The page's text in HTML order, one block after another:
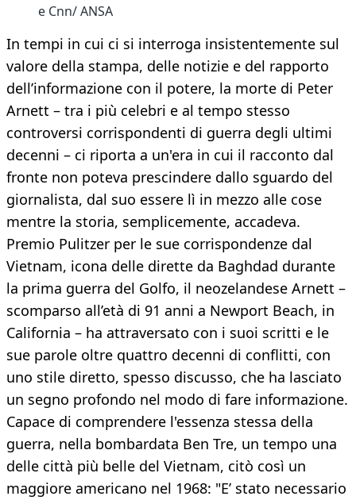
e Cnn/ ANSA
In tempi in cui ci si interroga insistentemente sul
valore della stampa, delle notizie e del rapporto
dell’informazione con il potere, la morte di Peter
Arnett – tra i più celebri e al tempo stesso
controversi corrispondenti di guerra degli ultimi
decenni – ci riporta a un'era in cui il racconto dal
fronte non poteva prescindere dallo sguardo del
giornalista, dal suo essere lì in mezzo alle cose
mentre la storia, semplicemente, accadeva.
Premio Pulitzer per le sue corrispondenze dal
Vietnam, icona delle dirette da Baghdad durante
la prima guerra del Golfo, il neozelandese Arnett –
scomparso all’età di 91 anni a Newport Beach, in
California – ha attraversato con i suoi scritti e le
sue parole oltre quattro decenni di conflitti, con
uno stile diretto, spesso discusso, che ha lasciato
un segno profondo nel modo di fare informazione.
Capace di comprendere l'essenza stessa della
guerra, nella bombardata Ben Tre, un tempo una
delle città più belle del Vietnam, citò così un
maggiore americano nel 1968: "E’ stato necessario